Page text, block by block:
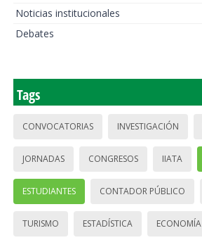
Noticias institucionales
Debates
Tags
CONVOCATORIAS INVESTIGACIÓN
JORNADAS CONGRESOS IIATA
ESTUDIANTES CONTADOR PÚBLICO
TURISMO ESTADÍSTICA ECONOMÍA